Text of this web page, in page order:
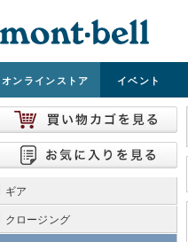
オンラインストア イベント
ギア
クロージング